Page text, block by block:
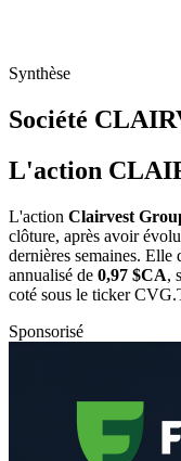
Synthèse
Société
L'action
L'action Clairvest
clôture, après avoir
dernières semaines.
annualisé de 0,97 $CA,
coté sous le ticker
Sponsorisé